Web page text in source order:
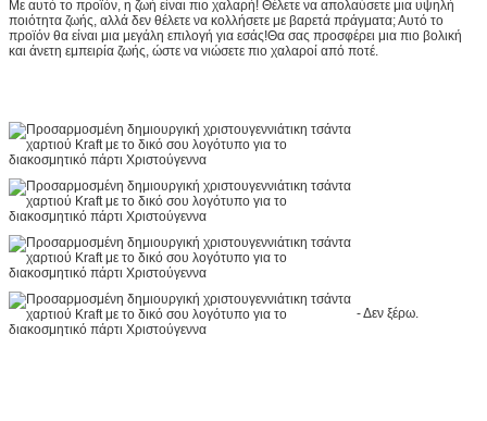
Με αυτό το προϊόν, η ζωή είναι πιο χαλαρή! Θέλετε να απολαύσετε μια υψηλή
ποιότητα ζωής, αλλά δεν θέλετε να κολλήσετε με βαρετά πράγματα; Αυτό το
προϊόν θα είναι μια μεγάλη επιλογή για εσάς!Θα σας προσφέρει μια πιο βολική
και άνετη εμπειρία ζωής, ώστε να νιώσετε πιο χαλαροί από ποτέ.
- Δεν ξέρω.